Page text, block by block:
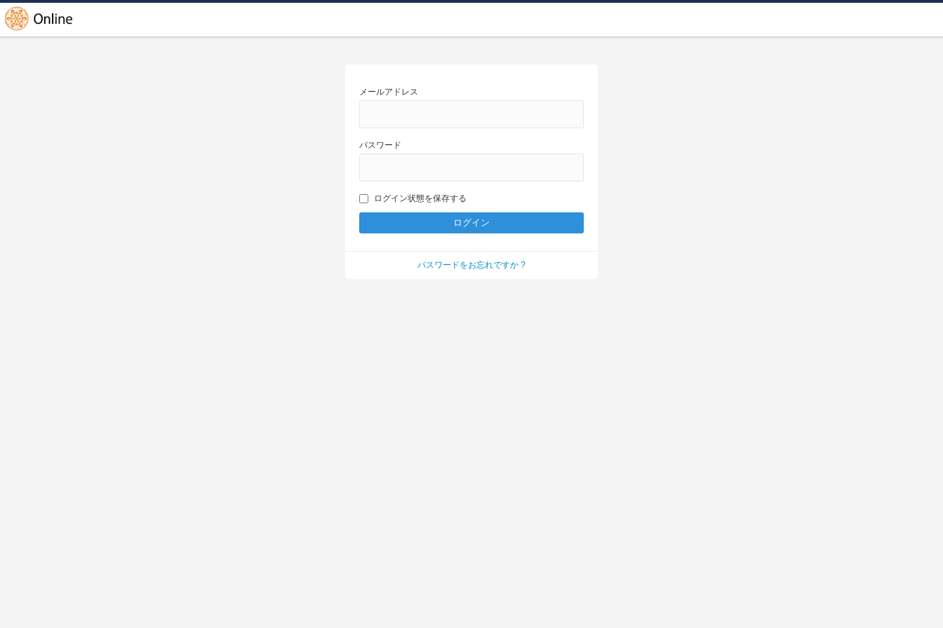
メールアドレス
パスワード
ログイン状態を保存する
パスワードをお忘れですか ?